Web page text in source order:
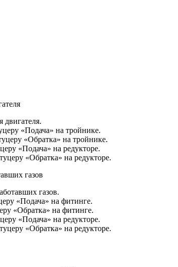
двигателя.
«Подача» на тройнике.
«Обратка» на тройнике.
«Подача» на редукторе.
«Обратка» на редукторе.
газов
газов.
«Подача» на фитинге.
«Обратка» на фитинге.
«Подача» на редукторе.
«Обратка» на редукторе.